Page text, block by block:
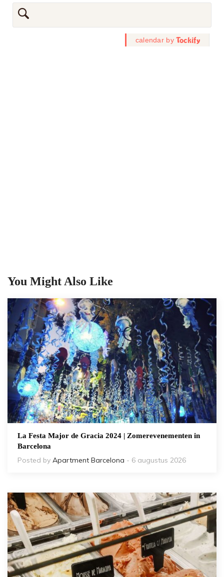
You Might Also Like
La Festa Major de Gracia 2024 | Zomerevenementen in
Barcelona
Posted by Apartment Barcelona - 6 augustus 2026